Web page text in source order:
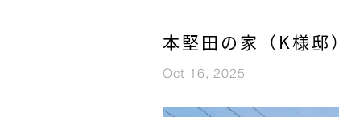
本堅田の家（K様邸）
Oct 16, 2025